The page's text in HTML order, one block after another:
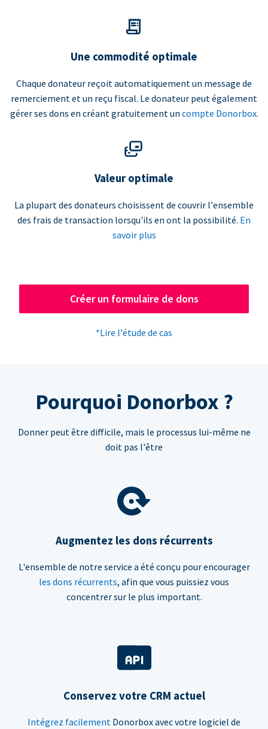
Une commodité optimale
Chaque donateur reçoit automatiquement un message de
remerciement et un reçu fiscal. Le donateur peut également
gérer ses dons en créant gratuitement un compte Donorbox.
Valeur optimale
La plupart des donateurs choisissent de couvrir l'ensemble
des frais de transaction lorsqu'ils en ont la possibilité. En
savoir plus
Créer un formulaire de dons
*Lire l'étude de cas
Pourquoi Donorbox ?
Donner peut être difficile, mais le processus lui-même ne
doit pas l'être
Augmentez les dons récurrents
L'ensemble de notre service a été conçu pour encourager
les dons récurrents, afin que vous puissiez vous
concentrer sur le plus important.
Conservez votre CRM actuel
Intégrez facilement Donorbox avec votre logiciel de